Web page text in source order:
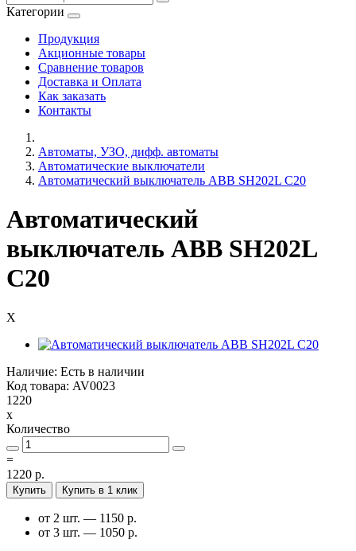
Категории
Продукция
Акционные товары
Сравнение товаров
Доставка и Оплата
Как заказать
Контакты
Автоматы, УЗО, дифф. автоматы
Автоматические выключатели
Автоматический выключатель ABB SH202L C20
Автоматический
выключатель ABB SH202L
C20
X
Наличие: Есть в наличии
Код товара: AV0023
1220
x
Количество
=
1220 р.
Купить Купить в 1 клик
от 2 шт. — 1150 р.
от 3 шт. — 1050 р.